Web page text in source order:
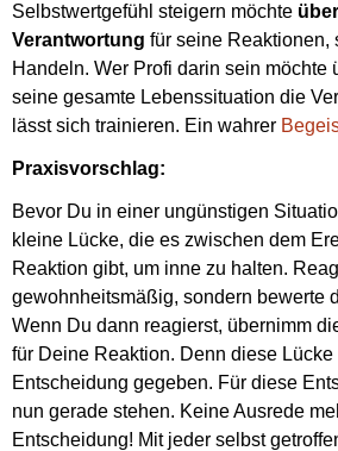
Selbstwertgefühl steigern möchte
Verantwortung für seine Reaktionen,
Handeln. Wer Profi darin sein möchte
seine gesamte Lebenssituation die
lässt sich trainieren. Ein wahrer
Praxisvorschlag:
Bevor Du in einer ungünstigen
kleine Lücke, die es zwischen dem
Reaktion gibt, um inne zu halten.
gewohnheitsmäßig, sondern bewerte
Wenn Du dann reagierst, übernimm
für Deine Reaktion. Denn diese
Entscheidung gegeben. Für diese
nun gerade stehen. Keine Ausrede
Entscheidung! Mit jeder selbst